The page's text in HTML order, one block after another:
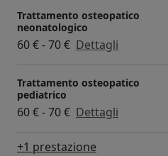
Trattamento osteopatico
neonatologico
60 € - 70 € Dettagli
Trattamento osteopatico
pediatrico
60 € - 70 € Dettagli
+1 prestazione